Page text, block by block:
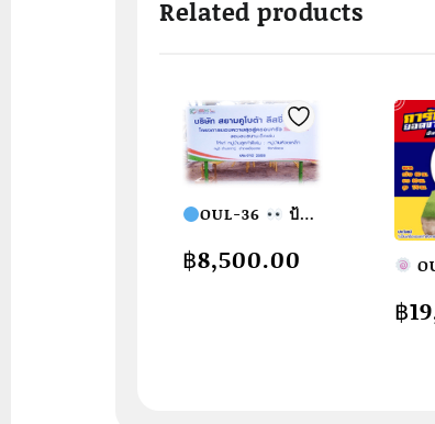
Related products
OUL-36
ป้าย
โครงการ เสาเหล็ก
฿8,500.00
ย่ำเ
฿